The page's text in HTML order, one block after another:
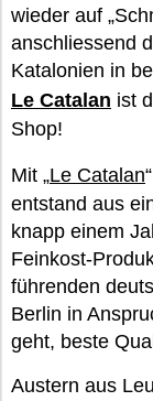
wieder auf
anschliessend
Katalonien in
Le Catalan ist
Shop!
Mit „Le Catalan
entstand aus
knapp einem
Feinkost-
führenden
Berlin in
geht, beste
Austern aus